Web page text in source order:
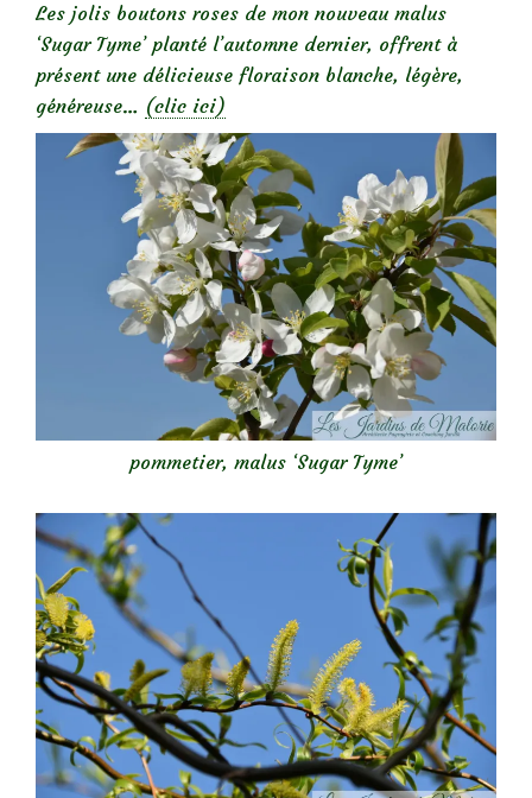
Les jolis boutons roses de mon nouveau malus
‘Sugar Tyme’ planté l’automne dernier, offrent à
présent une délicieuse floraison blanche, légère,
généreuse… (clic ici)
pommetier, malus ‘Sugar Tyme’